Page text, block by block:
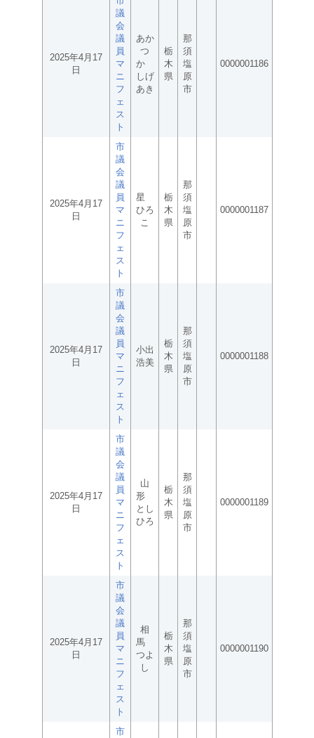
2025年4月17
日
議
会
議
員
マ
ニ
フ
ェ
ス
ト
あか
つ
か
しげ
あき
栃
木
県
那
須
塩
原
市
0000001186
2025年4月17
日
市
議
会
議
員
マ
ニ
フ
ェ
ス
ト
星
ひろ
こ
栃
木
県
那
須
塩
原
市
0000001187
2025年4月17
日
市
議
会
議
員
マ
ニ
フ
ェ
ス
ト
小出
浩美
栃
木
県
那
須
塩
原
市
0000001188
2025年4月17
日
市
議
会
議
員
マ
ニ
フ
ェ
ス
ト
山
形
とし
ひろ
栃
木
県
那
須
塩
原
市
0000001189
2025年4月17
日
市
議
会
議
員
マ
ニ
フ
ェ
ス
ト
相
馬
つよ
し
栃
木
県
那
須
塩
原
市
0000001190
市